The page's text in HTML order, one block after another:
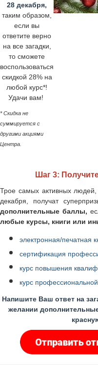
28 декабря,
таким образом,
если вы
ответите верно
на все загадки,
то сможете
воспользоваться
скидкой 28% на
любой курс*!
Удачи вам!
* Скидка не
суммируется с
другими акциями
Центра.
Шаг 3:
Трое самых активных
декабря, получат
дополнительные баллы,
любые курсы, книги или
электронная/печатная
сертификация
курс повышения
курс
Напишите Ваш ответ на
желании